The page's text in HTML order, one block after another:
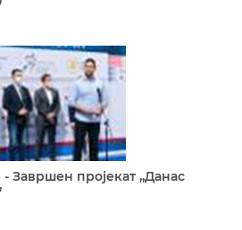
Завршен пројекат „Данас